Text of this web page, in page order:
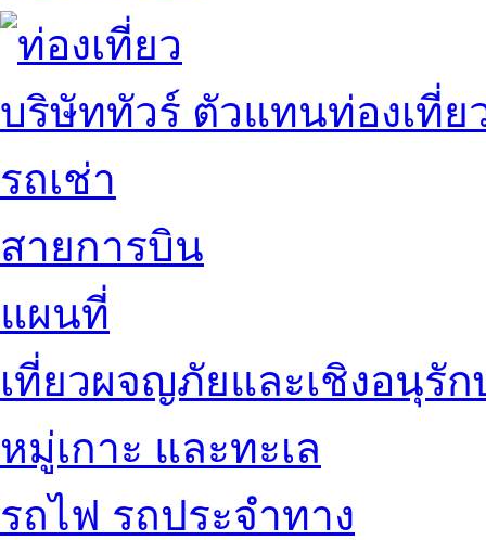
บริษัททัวร์ ตัวแทนท่องเที่ย
รถเช่า
สายการบิน
แผนที่
เที่ยวผจญภัยและเชิงอนุรัก
หมู่เกาะ และทะเล
รถไฟ รถประจำทาง